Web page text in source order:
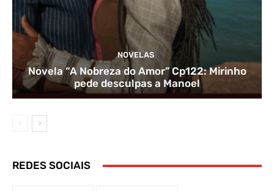
NOVELAS
Novela “A Nobreza do Amor” Cp122: Mirinho
pede desculpas a Manoel
REDES SOCIAIS